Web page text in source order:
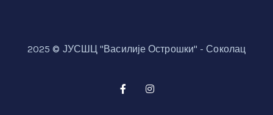
2025 © ЈУСШЦ "Василије Острошки" - Соколац